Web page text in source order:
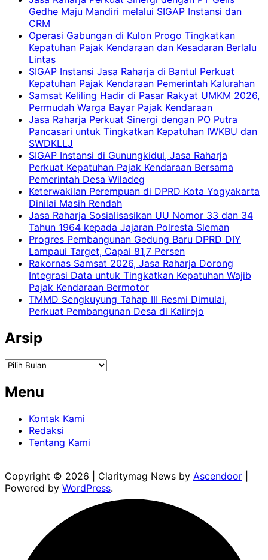
Gedhe Maju Mandiri melalui SIGAP Instansi dan
CRM
Operasi Gabungan di Kulon Progo Tingkatkan
Kepatuhan Pajak Kendaraan dan Kesadaran Berlalu
Lintas
SIGAP Instansi Jasa Raharja di Bantul Perkuat
Kepatuhan Pajak Kendaraan Pemerintah Kalurahan
Samsat Keliling Hadir di Pasar Rakyat UMKM 2026,
Permudah Warga Bayar Pajak Kendaraan
Jasa Raharja Perkuat Sinergi dengan PO Putra
Pancasari untuk Tingkatkan Kepatuhan IWKBU dan
SWDKLLJ
SIGAP Instansi di Gunungkidul, Jasa Raharja
Perkuat Kepatuhan Pajak Kendaraan Bersama
Pemerintah Desa Wiladeg
Keterwakilan Perempuan di DPRD Kota Yogyakarta
Dinilai Masih Rendah
Jasa Raharja Sosialisasikan UU Nomor 33 dan 34
Tahun 1964 kepada Jajaran Polresta Sleman
Progres Pembangunan Gedung Baru DPRD DIY
Lampaui Target, Capai 81,7 Persen
Rakornas Samsat 2026, Jasa Raharja Dorong
Integrasi Data untuk Tingkatkan Kepatuhan Wajib
Pajak Kendaraan Bermotor
TMMD Sengkuyung Tahap III Resmi Dimulai,
Perkuat Pembangunan Desa di Kalirejo
Arsip
Arsip
Menu
Kontak Kami
Redaksi
Tentang Kami
Copyright © 2026 | Claritymag News by Ascendoor
Powered by WordPress.